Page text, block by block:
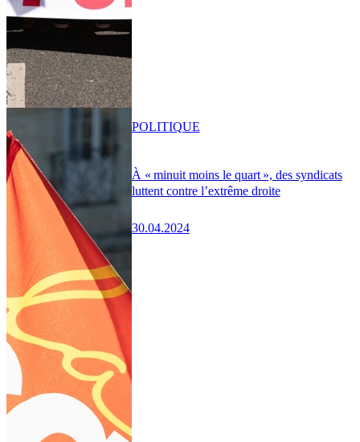
À « minuit moins le quart », des syndicats
luttent contre l’extrême droite
30.04.2024
POLITIQUE